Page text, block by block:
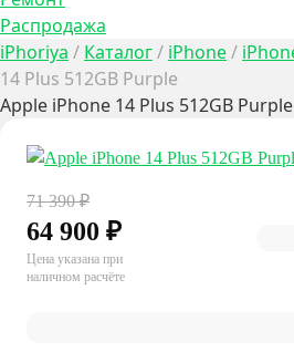
Распродажа
iPhoriya / Каталог/ iPhone/
14 Plus 512GB Purple
Apple iPhone 14 Plus 512GB Purple
71 390 ₽
64 900 ₽
Цена указана при
наличном расчёте